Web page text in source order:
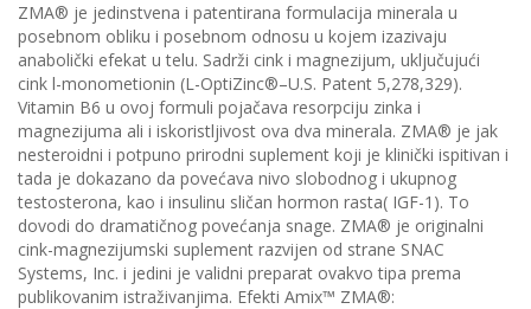
ZMA® je jedinstvena i patentirana formulacija minerala u
posebnom obliku i posebnom odnosu u kojem izazivaju
anabolički efekat u telu. Sadrži cink i magnezijum, uključujući
cink l-monometionin (L-OptiZinc®–U.S. Patent 5,278,329).
Vitamin B6 u ovoj formuli pojačava resorpciju zinka i
magnezijuma ali i iskoristljivost ova dva minerala. ZMA® je jak
nesteroidni i potpuno prirodni suplement koji je klinički ispitivan i
tada je dokazano da povećava nivo slobodnog i ukupnog
testosterona, kao i insulinu sličan hormon rasta( IGF-1). To
dovodi do dramatičnog povećanja snage. ZMA® je originalni
cink-magnezijumski suplement razvijen od strane SNAC
Systems, Inc. i jedini je validni preparat ovakvo tipa prema
publikovanim istraživanjima. Efekti Amix™ ZMA®: